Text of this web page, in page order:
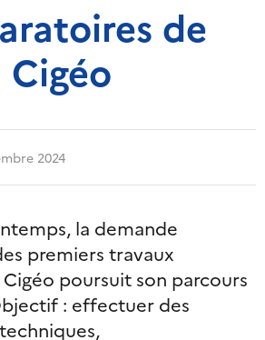
de
Cigéo
2024
la demande
premiers travaux
poursuit son parcours
: effectuer des